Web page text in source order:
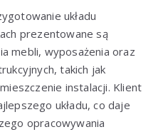
układu
prezentowane są
mebli, wyposażenia oraz
takich jak
instalacji. Klient
układu, co daje
opracowywania